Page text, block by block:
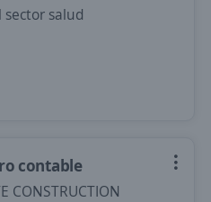
salud
contable
CONSTRUCTION